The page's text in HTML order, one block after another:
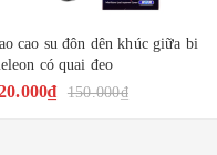
cao su đôn dên khúc giữa bi
có quai đeo
150.000₫